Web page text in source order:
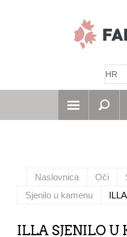
Naslovnica Oči
Sjenilo u kamenu
ILLA SJENILO U